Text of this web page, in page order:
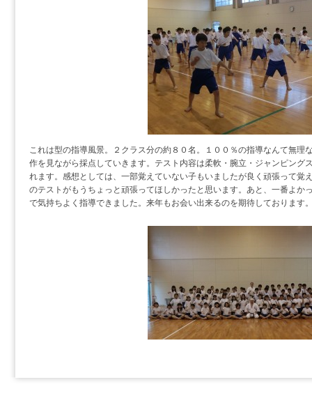
これは型の指導風景。２クラス分の約８０名。１００％の指導なんて無理
作を見ながら採点していきます。テスト内容は柔軟・腕立・ジャンピング
れます。感想としては、一部覚えていない子もいましたが良く頑張って覚
のテストがもうちょっと頑張ってほしかったと思います。あと、一番よか
で気持ちよく指導できました。来年もお会い出来るのを期待しております